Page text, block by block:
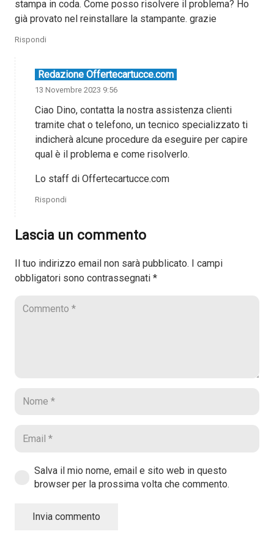
stampa in coda. Come posso risolvere il problema? Ho
già provato nel reinstallare la stampante. grazie
Rispondi
Redazione Offertecartucce.com
13 Novembre 2023 9:56
Ciao Dino, contatta la nostra assistenza clienti
tramite chat o telefono, un tecnico specializzato ti
indicherà alcune procedure da eseguire per capire
qual è il problema e come risolverlo.
Lo staff di Offertecartucce.com
Rispondi
Lascia un commento
Il tuo indirizzo email non sarà pubblicato.
I campi
obbligatori sono contrassegnati *
Salva il mio nome, email e sito web in questo
browser per la prossima volta che commento.
Invia commento